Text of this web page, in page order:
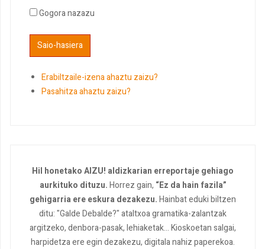
Gogora nazazu
Erabiltzaile-izena ahaztu zaizu?
Pasahitza ahaztu zaizu?
Hil honetako AIZU! aldizkarian erreportaje gehiago
aurkituko dituzu.Horrez gain, “Ez da hain fazila”
gehigarria ere eskura dezakezu.Hainbat eduki biltzen
ditu: "Galde Debalde?" ataltxoa gramatika-zalantzak
argitzeko, denbora-pasak, lehiaketak... Kioskoetan salgai,
harpidetza ere egin dezakezu, digitala nahiz paperekoa.